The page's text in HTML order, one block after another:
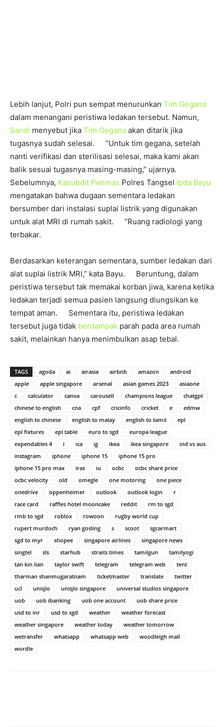
Lebih lanjut, Polri pun sempat menurunkan Tim Gegana
dalam menangani peristiwa ledakan tersebut. Namun,
Sandi menyebut jika Tim Gegana akan ditarik jika
tugasnya sudah selesai. ”Untuk tim gegana, setelah
nanti verifikasi dan sterilisasi selesai, maka kami akan
balik sesuai tugasnya masing-masing,” ujarnya.
Sebelumnya, Kasubdit Penmas Polres Tangsel Ipda Bayu
mengatakan bahwa dugaan sementara ledakan
bersumber dari instalasi suplai listrik yang digunakan
untuk alat MRI di rumah sakit. ”Ruang radiologi yang
terbakar.
Berdasarkan keterangan sementara, sumber ledakan dari
alat suplai listrik MRI,” kata Bayu. Beruntung, dalam
peristiwa tersebut tak memakai korban jiwa, karena ketika
ledakan terjadi semua pasien langsung diungsikan ke
tempat aman. Sementara itu, peristiwa ledakan
tersebut juga tidak berdampak parah pada area rumah
sakit, melainkan hanya menimbulkan asap tebal.
TAGS agoda ai airasia airbnb amazon
android
apple
apple singapore arsenal asian games 2023
asiaone
c
calculator canva carousell champions league
chatgpt
chinese to english
cna cpf cricinfo cricket e
edmw
english to chinese
english to malay english to tamil
epl
epl fixtures
epl table euro to sgd
europa league
expendables 4
i ica ig ikea ikea singapore
ind vs aus
instagram
iphone iphone 15
iphone 15 pro
iphone 15 pro max
iras iu ocbc
ocbc share price
ocbc velocity
old omegle one motoring
one piece
onedrive
oppenheimer outlook outlook login
r
race card
raffles hotel mooncake reddit
rm to sgd
rmb to sgd
roblox rowoon
rugby world cup
rupert murdoch
ryan gosling s scoot
sgcarmart
sgd to myr
shopee singapore airlines
singapore news
singtel
sls starhub straits times tamilgun
tamilyogi
tan kin lian
taylor swift telegram telegram web
tent
tharman shanmugaratnam
ticketmaster translate
twitter
ucl
uniqlo uniqlo singapore
universal studios singapore
uob
uob ibanking uob one account
uob share price
usd to inr
usd to sgd weather
weather forecast
weather singapore
weather today
weather tomorrow
wetransfer
whatsapp whatsapp web
woodleigh mall
wordle